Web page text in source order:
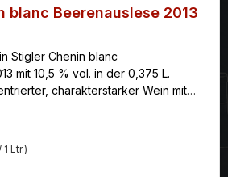
blanc Beerenauslese 2013
Stigler Chenin blanc
mit 10,5 % vol. in der 0,375 L.
charakterstarker Wein mit
fruchtiger, honigartiger
frisch und überhaupt nicht
/ 1 Ltr.)